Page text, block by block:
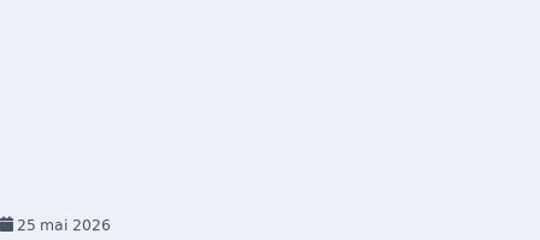
25 mai 2026